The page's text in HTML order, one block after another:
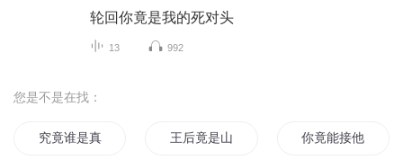
轮回你竟是我的死对头
13 992
您是不是在找：
究竟谁是真男主 王后竟是山大王 你竟能接他一剑